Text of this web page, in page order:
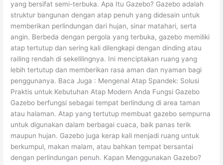
yang bersifat semi-terbuka. Apa Itu Gazebo? Gazebo adalah
struktur bangunan dengan atap penuh yang didesain untuk
memberikan perlindungan dari hujan, sinar matahari, serta
angin. Berbeda dengan pergola yang terbuka, gazebo memiliki
atap tertutup dan sering kali dilengkapi dengan dinding atau
railing rendah di sekelilingnya. Ini menciptakan ruang yang
lebih tertutup dan memberikan rasa aman dan nyaman bagi
penggunanya. Baca Juga : Mengenal Atap Spandek: Solusi
Praktis untuk Kebutuhan Atap Modern Anda Fungsi Gazebo
Gazebo berfungsi sebagai tempat berlindung di area taman
atau halaman. Atap yang tertutup membuat gazebo sempurna
untuk digunakan dalam berbagai cuaca, baik panas terik
maupun hujan. Gazebo juga kerap kali menjadi ruang untuk
berkumpul, makan malam, atau bahkan tempat bersantai
dengan perlindungan penuh. Kapan Menggunakan Gazebo?